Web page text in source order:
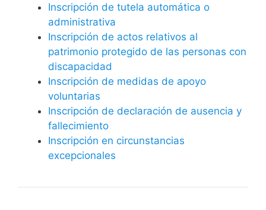
Inscripción de tutela automática o
administrativa
Inscripción de actos relativos al
patrimonio protegido de las personas con
discapacidad
Inscripción de medidas de apoyo
voluntarias
Inscripción de declaración de ausencia y
fallecimiento
Inscripción en circunstancias
excepcionales